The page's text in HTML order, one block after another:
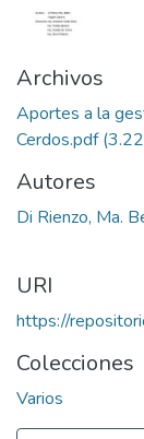
Archivos
Aportes a la
Cerdos.pdf
Autores
Di Rienzo, Ma.
URI
https://
Colecciones
Varios